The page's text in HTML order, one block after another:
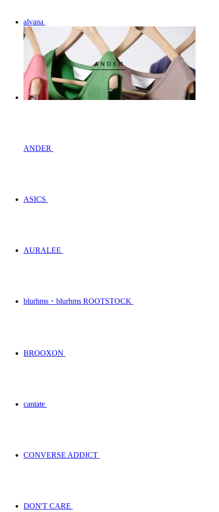
alvana
ANDER
ASICS
AURALEE
blurhms・blurhms ROOTSTOCK
BROOXON
cantate
CONVERSE ADDICT
DON'T CARE